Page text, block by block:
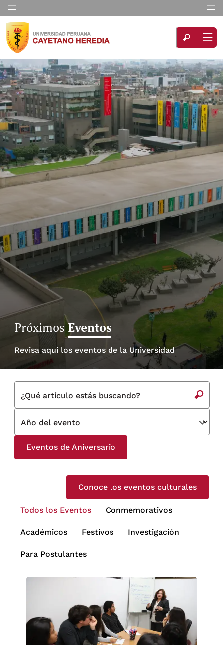
PróximosEventos
Revisa aquí los eventos de la Universidad
¿Qué artículo estás buscando?
Año del evento
Eventos de Aniversario
Conoce los eventos culturales
Todos los Eventos Conmemorativos
Académicos Festivos Investigación
Para Postulantes